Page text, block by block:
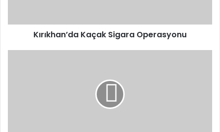
Kırıkhan’da Kaçak Sigara Operasyonu